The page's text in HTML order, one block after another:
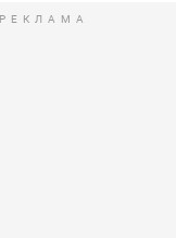
РЕКЛАМА